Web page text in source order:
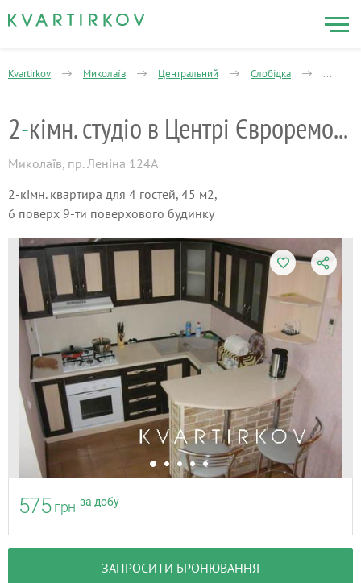
Kvartirkov Миколаїв Центральний Слобідка 2-
2- кімн. студіо в Центрі Євроремонт своя
Миколаїв, пр. Леніна 124А
2-кімн. квартира для 4 гостей, 45 м2,
6 поверх 9-ти поверхового будинку
575 грн за добу
ЗАПРОСИТИ БРОНЮВАННЯ